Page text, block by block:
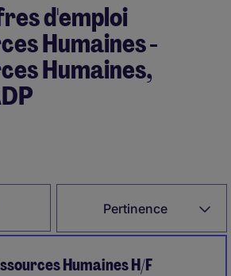
d'emploi
Humaines -
Humaines,
Pertinence
Humaines H/F